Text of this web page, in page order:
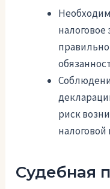
риск
Судебная